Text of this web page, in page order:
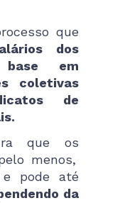
que
dos
base em
coletivas
de
que os
menos,
pode até
da